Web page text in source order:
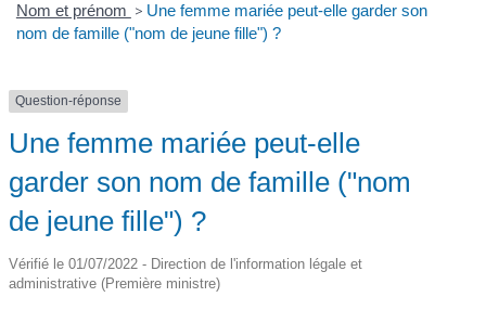
Nom et prénom > Une femme mariée peut-elle garder son
nom de famille ("nom de jeune fille") ?
Question-réponse
Une femme mariée peut-elle
garder son nom de famille ("nom
de jeune fille") ?
Vérifié le 01/07/2022 - Direction de l'information légale et
administrative (Première ministre)